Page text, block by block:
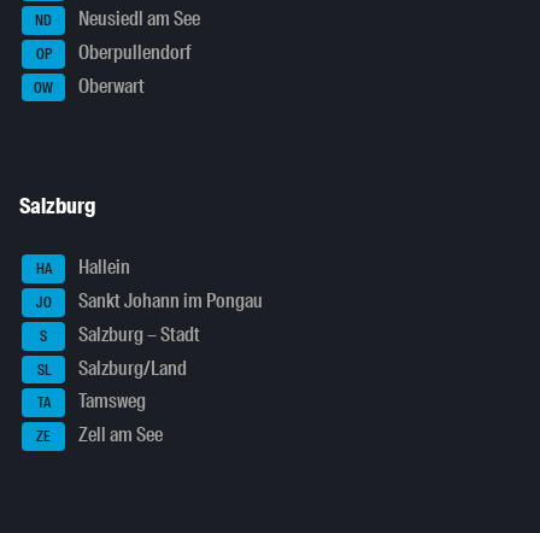
ND Neusiedl am See
OP Oberpullendorf
OW Oberwart
Salzburg
HA Hallein
JO Sankt Johann im Pongau
S Salzburg – Stadt
SL Salzburg/Land
TA Tamsweg
ZE Zell am See